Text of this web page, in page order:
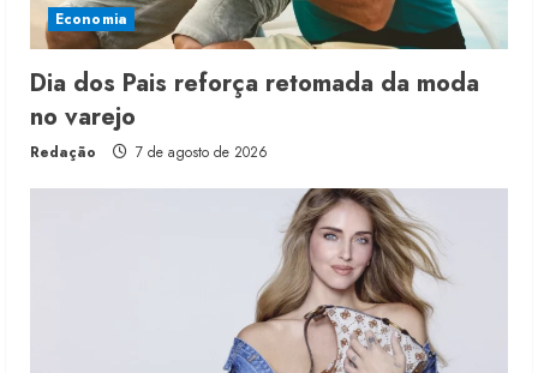
Economia
Dia dos Pais reforça retomada da moda
no varejo
Redação 7 de agosto de 2026